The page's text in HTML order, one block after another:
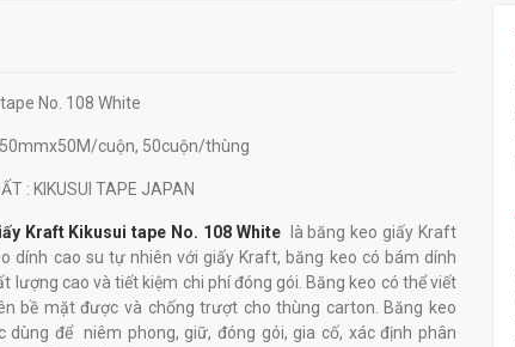
No. 108 White
cuộn, 50cuộn/thùng
: KIKUSUI TAPE JAPAN
Kraft Kikusui tape No. 108 White
là băng keo giấy Kraft
dính cao su tự nhiên với giấy Kraft, băng keo có bám dính
lượng cao và tiết kiệm chi phí đóng gói. Băng keo có thể viết
bề mặt được và chống trượt cho thùng carton. Băng keo
dùng để niêm phong, giữ, đóng gói, gia cố, xác định phân